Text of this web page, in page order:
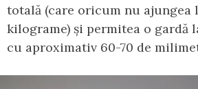
totală (care oricum nu ajungea
kilograme) și permitea o gardă
cu aproximativ 60-70 de